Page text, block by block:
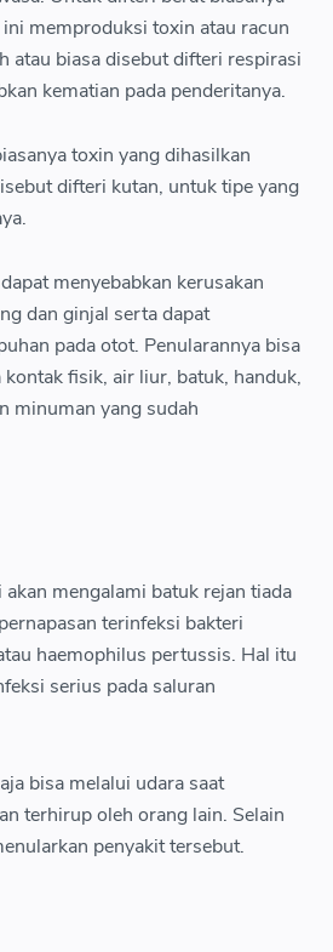
memproduksi toxin atau racun
atau biasa disebut difteri respirasi
kematian pada penderitanya.
toxin yang dihasilkan
difteri kutan, untuk tipe yang
menyebabkan kerusakan
dan ginjal serta dapat
pada otot. Penularannya bisa
fisik, air liur, batuk, handuk,
minuman yang sudah
mengalami batuk rejan tiada
terinfeksi bakteri
haemophilus pertussis. Hal itu
serius pada saluran
bisa melalui udara saat
terhirup oleh orang lain. Selain
penyakit tersebut.